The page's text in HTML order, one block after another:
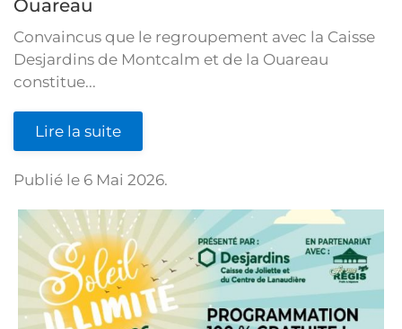
Ouareau
Convaincus que le regroupement avec la Caisse
Desjardins de Montcalm et de la Ouareau
constitue...
Lire la suite
Publié le 6 Mai 2026.